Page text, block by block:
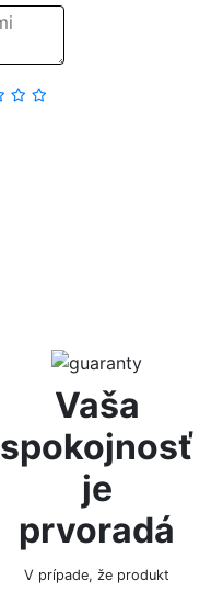
Vaša
spokojnosť
je
prvoradá
V prípade, že produkt